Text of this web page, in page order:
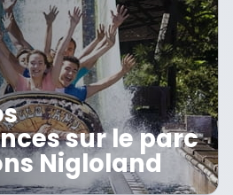
sur le parc
Nigloland